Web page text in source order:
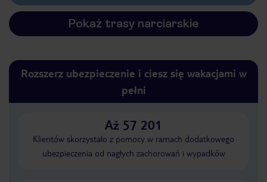
Pokaż trasy narciarskie
Rozszerz ubezpieczenie i ciesz się wakacjami w
pełni
Aż 57 201
Klientów skorzystało z pomocy w ramach dodatkowego
ubezpieczenia od nagłych zachorowań i wypadków